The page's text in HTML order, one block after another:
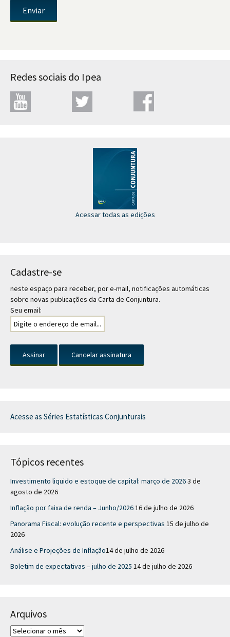
Redes sociais do Ipea
Acessar todas as edições
Cadastre-se
neste espaço para receber, por e-mail, notificações automáticas
sobre novas publicações da Carta de Conjuntura.
Seu email:
Acesse as Séries Estatísticas Conjunturais
Tópicos recentes
Investimento liquido e estoque de capital: março de 20263 de
agosto de 2026
Inflação por faixa de renda – Junho/202616 de julho de 2026
Panorama Fiscal: evolução recente e perspectivas 15 de julho de
2026
Análise e Projeções de Inflação​14 de julho de 2026
Boletim de expectativas – julho de 2025 14 de julho de 2026
Arquivos
A